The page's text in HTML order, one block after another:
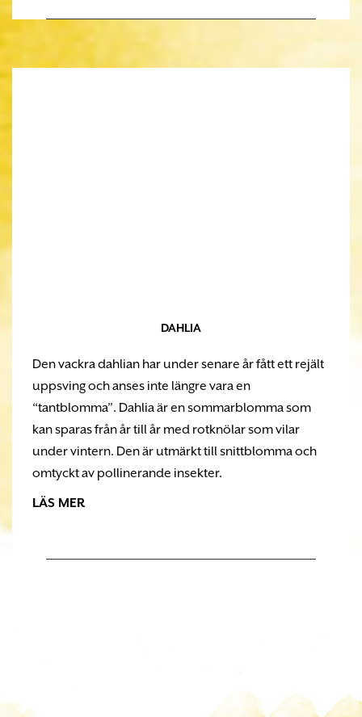
DAHLIA
Den vackra dahlian har under senare år fått ett rejält
uppsving och anses inte längre vara en
“tantblomma”. Dahlia är en sommarblomma som
kan sparas från år till år med rotknölar som vilar
under vintern. Den är utmärkt till snittblomma och
omtyckt av pollinerande insekter.
LÄS MER